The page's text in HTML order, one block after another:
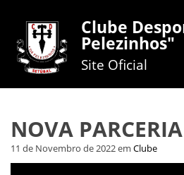
Clube
Pelezinhos"
Site Oficial
NOVA PARCERIA
11 de Novembro de 2022em Clube